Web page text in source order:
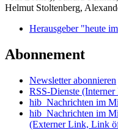
Helmut Stoltenberg,
Herausgeber "heute
Abonnement
Newsletter abonnieren
RSS-Dienste
hib_Nachrichten im
hib_Nachrichten im
(Externer Link, Link